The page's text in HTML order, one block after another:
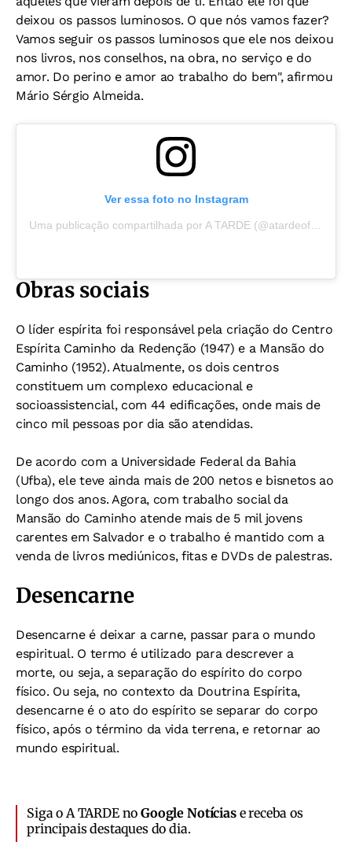
deixou os passos luminosos. O que nós vamos fazer?
Vamos seguir os passos luminosos que ele nos deixou
nos livros, nos conselhos, na obra, no serviço e do
amor. Do perino e amor ao trabalho do bem", afirmou
Mário Sérgio Almeida.
Ver essa foto no Instagram
Obras sociais
O líder espírita foi responsável pela criação do Centro
Espírita Caminho da Redenção (1947) e a Mansão do
Caminho (1952). Atualmente, os dois centros
constituem um complexo educacional e
socioassistencial, com 44 edificações, onde mais de
cinco mil pessoas por dia são atendidas.
De acordo com a Universidade Federal da Bahia
(Ufba), ele teve ainda mais de 200 netos e bisnetos ao
longo dos anos. Agora, com trabalho social da
Mansão do Caminho atende mais de 5 mil jovens
carentes em Salvador e o trabalho é mantido com a
venda de livros mediúnicos, fitas e DVDs de palestras.
Desencarne
Desencarne é deixar a carne, passar para o mundo
espiritual. O termo é utilizado para descrever a
morte, ou seja, a separação do espírito do corpo
físico. Ou seja, no contexto da Doutrina Espírita,
desencarne é o ato do espírito se separar do corpo
físico, após o término da vida terrena, e retornar ao
mundo espiritual.
Siga o A TARDE noGoogle Notíciase receba os
principais destaques do dia.